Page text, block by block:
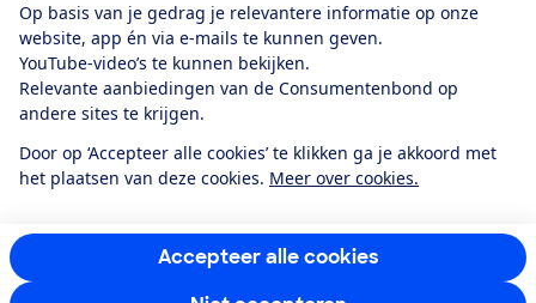
Op basis van je gedrag je relevantere informatie op onze
website, app én via e-mails te kunnen geven.
YouTube-video’s te kunnen bekijken.
Relevante aanbiedingen van de Consumentenbond op
andere sites te krijgen.
Door op ‘Accepteer alle cookies’ te klikken ga je akkoord met
het plaatsen van deze cookies. Meer over cookies.
Accepteer alle cookies
Algemene Voorwaarden
Privacyverklaring
Cookiebeleid
Privacyvoorkeuren
Toegankelijkheid
RSS-feed nieuws
Facebook
TwitterInstagram
YoutubeLinkedIn
12.901consumentenbeoordelen de Consumentenbondmet gemiddeld